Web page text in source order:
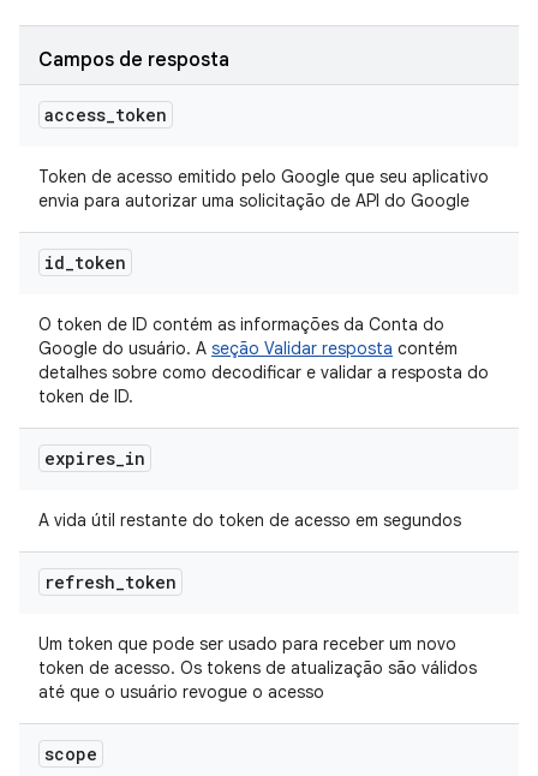
Campos de resposta
access_token
Token de acesso emitido pelo Google que seu aplicativo
envia para autorizar uma solicitação de API do Google
id_token
O token de ID contém as informações da Conta do
Google do usuário. A seção Validar resposta contém
detalhes sobre como decodificar e validar a resposta do
token de ID.
expires_in
A vida útil restante do token de acesso em segundos
refresh_token
Um token que pode ser usado para receber um novo
token de acesso. Os tokens de atualização são válidos
até que o usuário revogue o acesso
scope